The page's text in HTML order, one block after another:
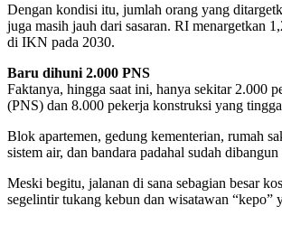
Dengan kondisi itu, jumlah orang yang
juga masih jauh dari sasaran. RI menargetkan
di IKN pada 2030.
Baru dihuni 2.000 PNS
Faktanya, hingga saat ini, hanya sekitar 2.000
(PNS) dan 8.000 pekerja konstruksi yang
Blok apartemen, gedung kementerian, rumah
sistem air, dan bandara padahal sudah
Meski begitu, jalanan di sana sebagian besar
segelintir tukang kebun dan wisatawan “kepo”